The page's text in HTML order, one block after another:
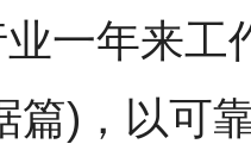
一年来工
篇)，以可